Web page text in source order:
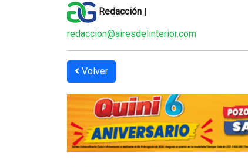
Redacción
redaccion@airesdelinterior.com
Volver